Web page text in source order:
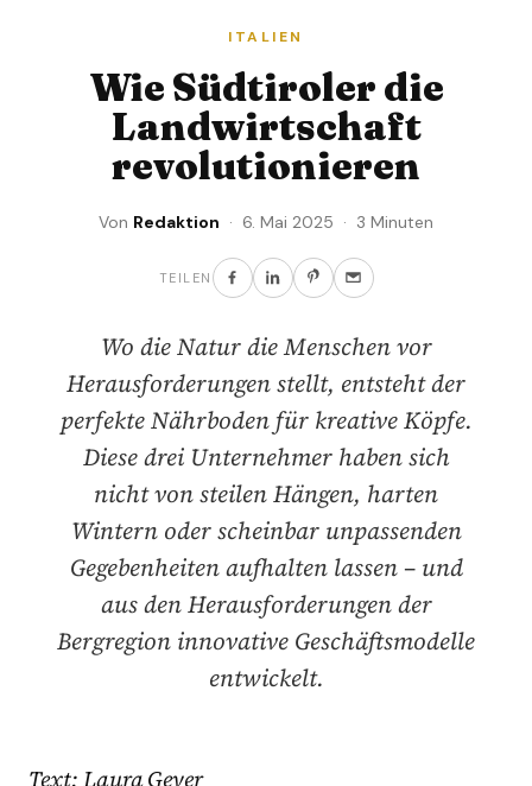
ITALIEN
Wie Südtiroler die
Landwirtschaft
revolutionieren
Von Redaktion · 6. Mai 2025 · 3 Minuten
TEILEN
Wo die Natur die Menschen vor
Herausforderungen stellt, entsteht der
perfekte Nährboden für kreative Köpfe.
Diese drei Unternehmer haben sich
nicht von steilen Hängen, harten
Wintern oder scheinbar unpassenden
Gegebenheiten aufhalten lassen – und
aus den Herausforderungen der
Bergregion innovative Geschäftsmodelle
entwickelt.
Text: Laura Geyer